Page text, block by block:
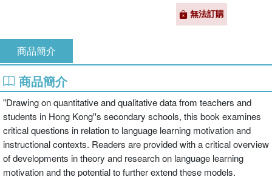
無法訂購
商品簡介
商品簡介
"Drawing on quantitative and qualitative data from teachers and
students in Hong Kong''s secondary schools, this book examines
critical questions in relation to language learning motivation and
instructional contexts. Readers are provided with a critical overview
of developments in theory and research on language learning
motivation and the potential to further extend these models.